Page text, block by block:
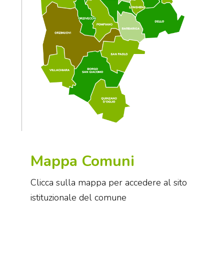
Mappa Comuni
Clicca sulla mappa per accedere al sito
istituzionale del comune